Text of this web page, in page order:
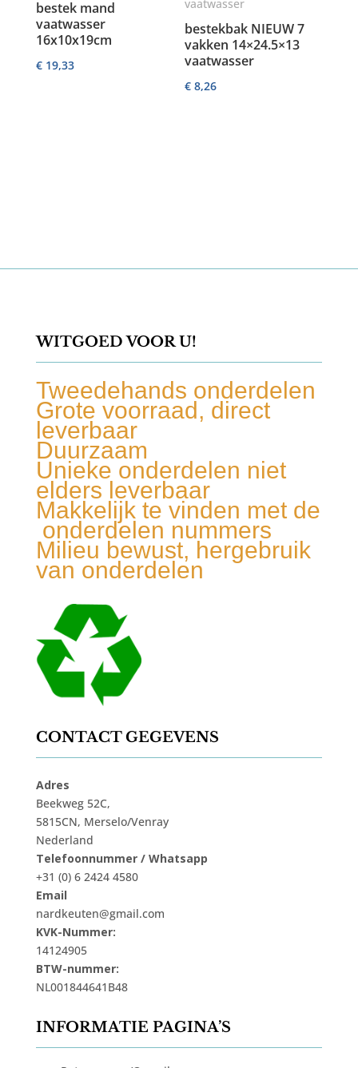
bestek mand
vaatwasser
16x10x19cm
€19,33
bestekbak NIEUW 7
vakken 14×24.5×13
vaatwasser
€ 8,26
WITGOED VOOR U!
Tweedehands onderdelen
Grote voorraad, direct
leverbaar
Duurzaam
Unieke onderdelen niet
elders leverbaar
Makkelijk te vinden met de
onderdelen nummers
Milieu bewust, hergebruik
van onderdelen
CONTACT GEGEVENS
Adres
Beekweg 52C,
5815CN, Merselo/Venray
Nederland
Telefoonnummer / Whatsapp
+31 (0) 6 2424 4580
Email
nardkeuten@gmail.com
KVK-Nummer:
14124905
BTW-nummer:
NL001844641B48
INFORMATIE PAGINA’S